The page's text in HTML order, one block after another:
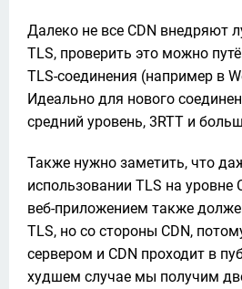
Далеко не все CDN внедряют
TLS, проверить это можно
TLS-соединения (например в
Идеально для нового
средний уровень, 3RTT и
Также нужно заметить, что
использовании TLS на уровне
веб-приложением также
TLS, но со стороны CDN,
сервером и CDN проходит в
худшем случае мы получим